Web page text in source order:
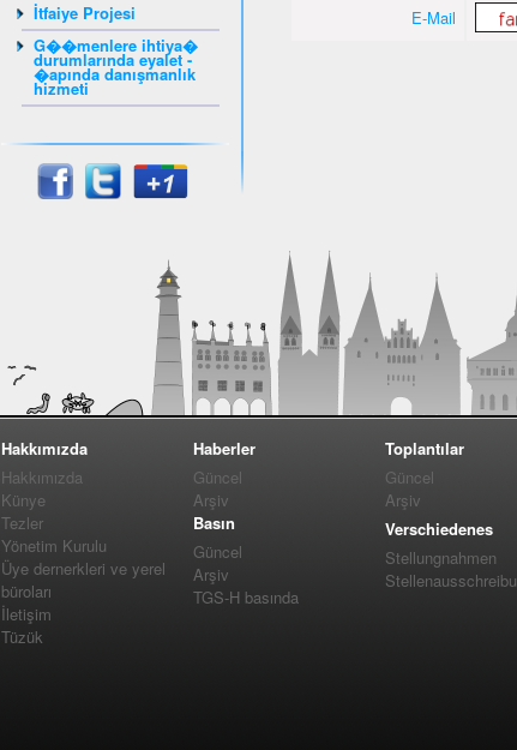
İtfaiye Projesi
G��menlere ihtiya�
durumlarında eyalet -
�apında danışmanlık
hizmeti
E-Mail
Hakkımızda
Hakkımızda
Künye
Tezler
Yönetim Kurulu
Üye dernerkleri ve yerel
büroları
İletişim
Tüzük
Haberler
Güncel
Arşiv
Basın
Güncel
Arşiv
TGS-H basında
Toplantılar
Güncel
Arşiv
Verschiedenes
Stellungnahmen